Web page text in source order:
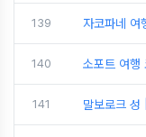
139 자코파네
140 소포트 여행
141 말보로크 성